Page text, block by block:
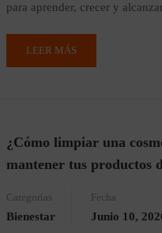
para aprender, crecer y
LEER MÁS
¿Cómo limpiar una
mantener tus productos
Categorías
Bienestar
Fecha
Junio 10,